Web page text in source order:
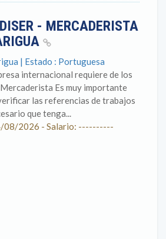
- MERCADERISTA
| Estado : Portuguesa
internacional requiere de los
Es muy importante
las referencias de trabajos
que tenga...
08/2026 - Salario: ----------